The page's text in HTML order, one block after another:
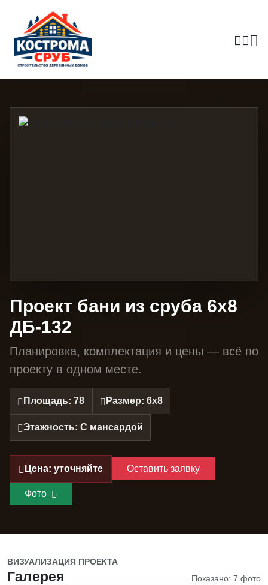
Проект бани из сруба 6х8
ДБ-132
Планировка, комплектация и цены — всё по
проекту в одном месте.
Площадь: 78 Размер: 6х8
Этажность: С мансардой
Цена: уточняйте Оставить заявку
Фото
ВИЗУАЛИЗАЦИЯ ПРОЕКТА
Галерея Показано: 7 фото